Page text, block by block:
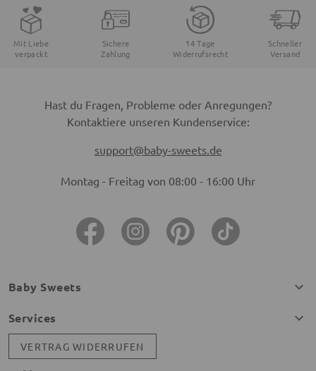
Mit Liebe
verpackt
Sichere
Zahlung
14 Tage
Widerrufsrecht
Schneller
Versand
Hast du Fragen, Probleme oder Anregungen?
Kontaktiere unseren Kundenservice:
support@baby-sweets.de
Montag - Freitag von 08:00 - 16:00 Uhr
Baby Sweets
Services
VERTRAG WIDERRUFEN